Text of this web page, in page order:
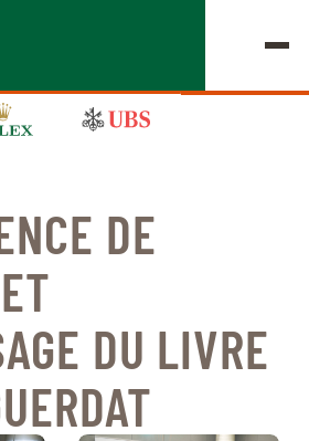
EXPOSANTS
2026
DE
DU LIVRE